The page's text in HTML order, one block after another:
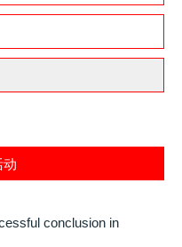
动
conclusion in